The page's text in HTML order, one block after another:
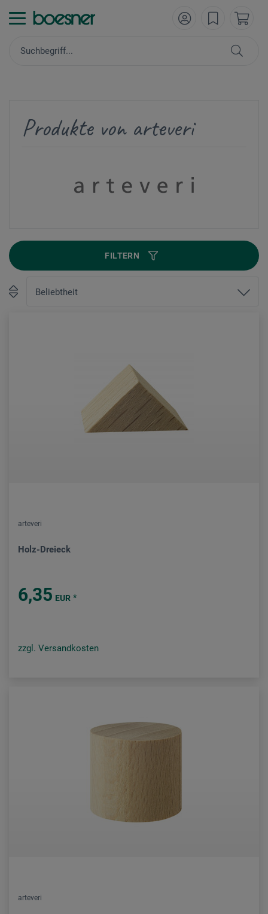
Produkte von arteveri
FILTERN
arteveri
Holz-Dreieck
6,35 EUR *
zzgl. Versandkosten
arteveri